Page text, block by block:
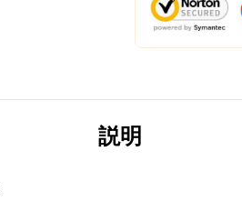
説明